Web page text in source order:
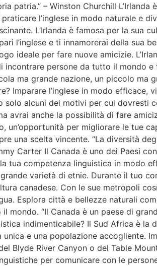
patria.” – Winston Churchill
l’inglese in modo naturale e
L’Irlanda è famosa per la sua
l’inglese e ti innamorerai della sua
ideale per fare nuove amicizie.
persone da tutto il mondo
ma grande nazione, un piccolo ma
Imparare l’inglese in modo efficace,
alcuni dei motivi per cui dovresti
avrai anche la possibilità di fare
un’opportunità per migliorare le tue
una scelta vincente. “La diversità
Carter Il Canada è uno dei Paesi
tua competenza linguistica in modo
varietà di etnie. Durante il tuo
canadese. Con le sue metropoli
Esplora città e bellezze naturali
“Il Canada è un paese di
indimenticabile? Il Sud Africa è
e una popolazione accogliente.
Blyde River Canyon o del Table
per comunicare con le